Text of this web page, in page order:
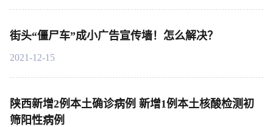
街头“僵尸车”成小广告宣传墙！怎么解决？
2021-12-15
陕西新增2例本土确诊病例 新增1例本土核酸检测初
筛阳性病例